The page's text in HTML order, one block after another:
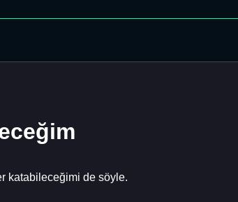
katabileceğimi de söyle.